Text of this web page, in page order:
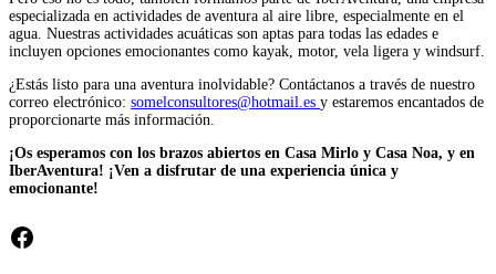
especializada en actividades de aventura al aire libre, especialmente en el
agua. Nuestras actividades acuáticas son aptas para todas las edades e
incluyen opciones emocionantes como kayak, motor, vela ligera y windsurf.
¿Estás listo para una aventura inolvidable? Contáctanos a través de nuestro
correo electrónico: somelconsultores@hotmail.es y estaremos encantados de
proporcionarte más información.
¡Os esperamos con los brazos abiertos en Casa Mirlo y Casa Noa, y en
IberAventura! ¡Ven a disfrutar de una experiencia única y
emocionante!
Facebook